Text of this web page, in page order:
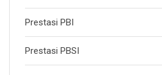
Prestasi PBI
Prestasi PBSI